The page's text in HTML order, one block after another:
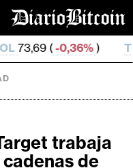
) TRX0,326 642
trabaja
de